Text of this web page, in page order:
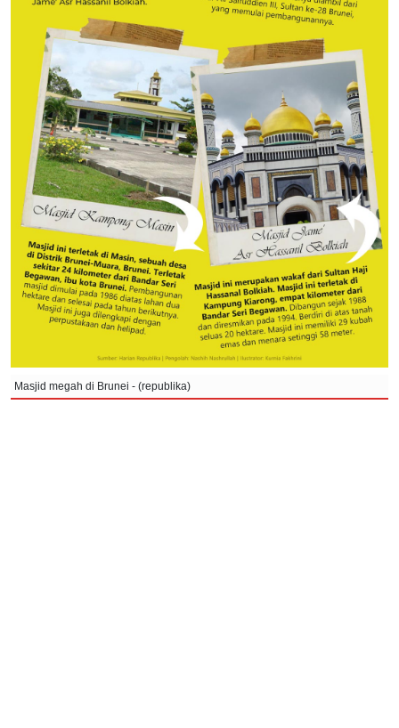
Masjid megah di Brunei - (republika)